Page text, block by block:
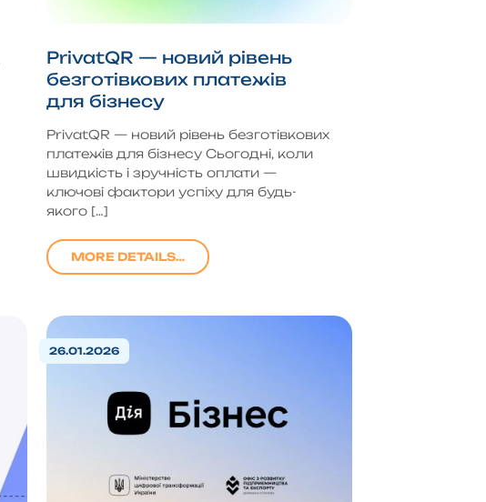
PrivatQR — новий рівень
безготівкових платежів
для бізнесу
PrivatQR — новий рівень безготівкових
платежів для бізнесу Сьогодні, коли
швидкість і зручність оплати —
ключові фактори успіху для будь-
якого […]
MORE DETAILS…
26.01.2026